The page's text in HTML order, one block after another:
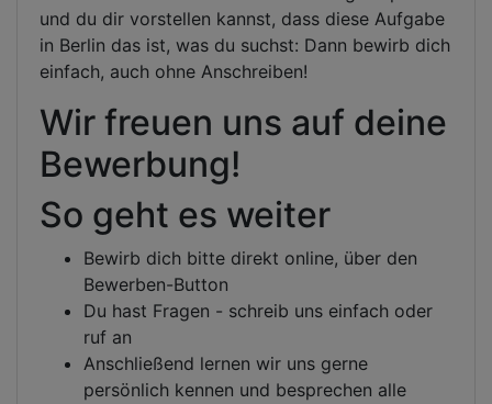
und du dir vorstellen kannst, dass diese Aufgabe
in Berlin das ist, was du suchst: Dann bewirb dich
einfach, auch ohne Anschreiben!
Wir freuen uns auf deine
Bewerbung!
So geht es weiter
Bewirb dich bitte direkt online, über den
Bewerben-Button
Du hast Fragen - schreib uns einfach oder
ruf an
Anschließend lernen wir uns gerne
persönlich kennen und besprechen alle